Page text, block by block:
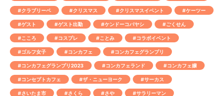
#クラブリーベ #クリスマス #クリスマスイベント #ケーツー
#ゲスト #ゲスト出勤 #ケンドーコバヤシ #ごくせん
#こころ #コスプレ #ことみ #コラボイベント
#ゴルフ女子 #コンカフェ #コンカフェグランプリ
#コンカフェグランプリ2023 #コンカフェランド #コンカフェ嬢
#コンセプトカフェ #ザ・ニューヨーク #サーカス
#さいたま市 #さくら #さや #サラリーマン